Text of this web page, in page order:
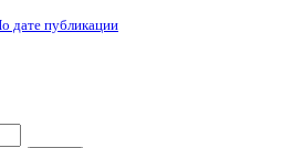
дате публикации